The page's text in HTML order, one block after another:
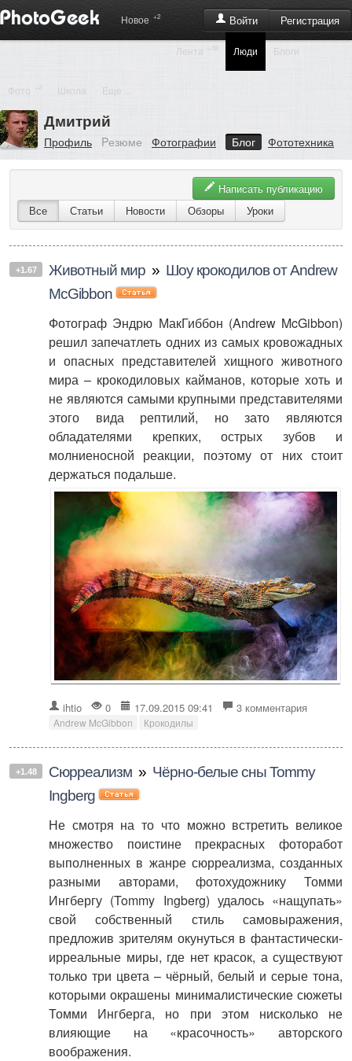
Войти Регистрация
Новое +2
Лента +39 Люди Блоги
Фото Школа Еще ...
Дмитрий
Профиль Pезюме Фотографии Блог Фототехника
Написать публикацию
Все
Статьи Новости Обзоры Уроки
+1.67 Животный мир » Шоу крокодилов от Andrew
McGibbon
Фотограф Эндрю МакГиббон (Andrew McGibbon)
решил запечатлеть одних из самых кровожадных
и опасных представителей хищного животного
мира – крокодиловых кайманов, которые хоть и
не являются самыми крупными представителями
этого вида рептилий, но зато являются
обладателями крепких, острых зубов и
молниеносной реакции, поэтому от них стоит
держаться подальше.
ihtio 0 17.09.2015 09:41 3 комментария
Andrew McGibbon Крокодилы
+1.48 Сюрреализм » Чёрно-белые сны Tommy
Ingberg
Не смотря на то что можно встретить великое
множество поистине прекрасных фоторабот
выполненных в жанре сюрреализма, созданных
разными авторами, фотохудожнику Томми
Ингбергу (Tommy Ingberg) удалось «нащупать»
свой собственный стиль самовыражения,
предложив зрителям окунуться в фантастически-
ирреальные миры, где нет красок, а существуют
только три цвета – чёрный, белый и серые тона,
которыми окрашены минималистические сюжеты
Томми Ингберга, но при этом нисколько не
влияющие на «красочность» авторского
воображения.